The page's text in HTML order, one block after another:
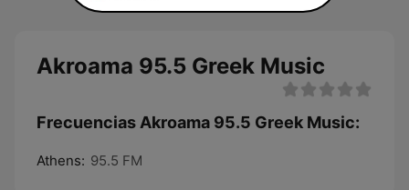
Akroama 95.5 Greek Music
Frecuencias Akroama 95.5 Greek Music:
Athens: 95.5 FM